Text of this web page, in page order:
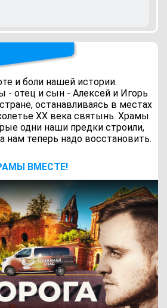
и боли нашей истории.
- отец и сын - Алексей и Игорь
останавливаясь в местах
ХХ века святынь. Храмы
одни наши предки строили,
нам теперь надо восстановить.
ВМЕСТЕ!